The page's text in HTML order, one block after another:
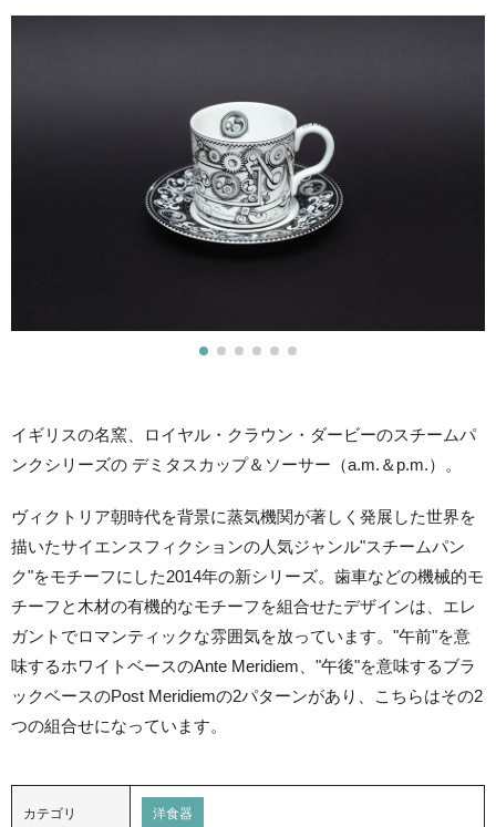
イギリスの名窯、ロイヤル・クラウン・ダービーのスチームパ
ンクシリーズの デミタスカップ＆ソーサー（a.m.＆p.m.）。
ヴィクトリア朝時代を背景に蒸気機関が著しく発展した世界を
描いたサイエンスフィクションの人気ジャンル"スチームパン
ク"をモチーフにした2014年の新シリーズ。歯車などの機械的モ
チーフと木材の有機的なモチーフを組合せたデザインは、エレ
ガントでロマンティックな雰囲気を放っています。"午前"を意
味するホワイトベースのAnte Meridiem、"午後"を意味するブラ
ックベースのPost Meridiemの2パターンがあり、こちらはその2
つの組合せになっています。
カテゴリ 洋食器